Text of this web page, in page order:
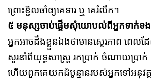
ព្រោះខ្ជិលចាំឲ្យគេទារ ឬ គេរំលឹក។
៥ មនុស្សចាប់ផ្ដើមសុំយោបល់ពីអ្នកទាក់
អ្នកអាចដឹងខ្លួនឯងថាមានស្ថេរភាព ពេ
សួរនាំពីយុទ្ធសាស្រ្ត រកប្រាក់ ចំណាយប្រា
ហើយពួកគេយកដំបូន្មានរបស់អ្នកទៅអនុវត្